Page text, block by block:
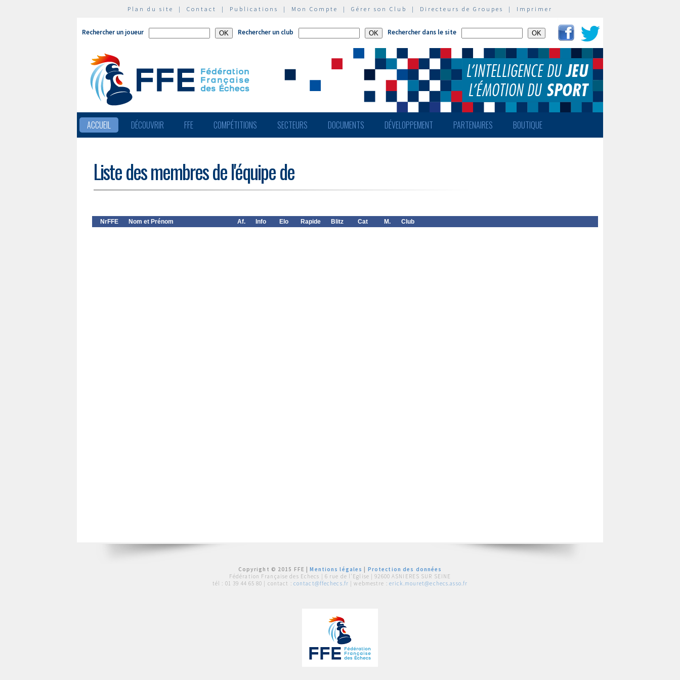
Plan du site | Contact | Publications | Mon Compte | Gérer son Club | Directeurs de Groupes | Imprimer
Rechercher un joueur Rechercher un club Rechercher dans le site
ACCUEIL DÉCOUVRIR FFE COMPÉTITIONS SECTEURS DOCUMENTS DÉVELOPPEMENT PARTENAIRES BOUTIQUE
Liste des membres de l'équipe de
NrFFE Nom et Prénom Af. Info Elo Rapide Blitz Cat M. Club
Copyright © 2015 FFE |Mentions légales
Protection des données
Fédération Française des Echecs | 6 rue de l'Eglise | 92600 ASNIERES SUR SEINE
tél : 01 39 44 65 80 | contact : contact@ffechecs.fr | webmestre : erick.mouret@echecs.asso.fr